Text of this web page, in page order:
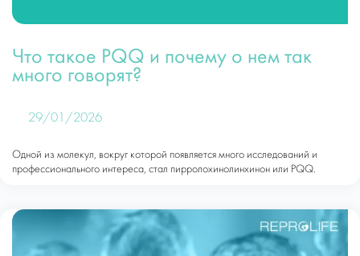
Что такое PQQ и почему о нем так
много говорят?
29/01/2026
Одной из молекул, вокруг которой появляется много исследований и
профессионального интереса, стал пирролохинолинхинон или PQQ.